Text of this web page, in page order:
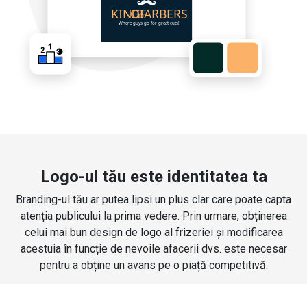
Logo-ul tău este identitatea ta
Branding-ul tău ar putea lipsi un plus clar care poate capta
atenția publicului la prima vedere. Prin urmare, obținerea
celui mai bun design de logo al frizeriei și modificarea
acestuia în funcție de nevoile afacerii dvs. este necesar
pentru a obține un avans pe o piață competitivă.